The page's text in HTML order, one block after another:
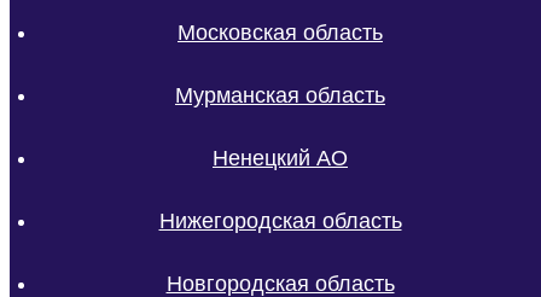
Московская область
Мурманская область
Ненецкий АО
Нижегородская область
Новгородская область